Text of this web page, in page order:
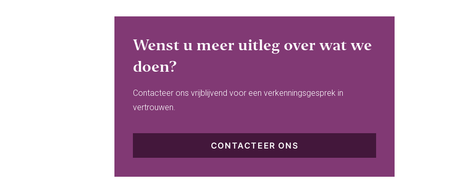
Wenst u meer uitleg over wat we
doen?
Contacteer ons vrijblijvend voor een verkenningsgesprek in
vertrouwen.
CONTACTEER ONS